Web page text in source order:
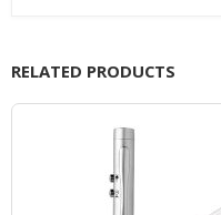
RELATED PRODUCTS